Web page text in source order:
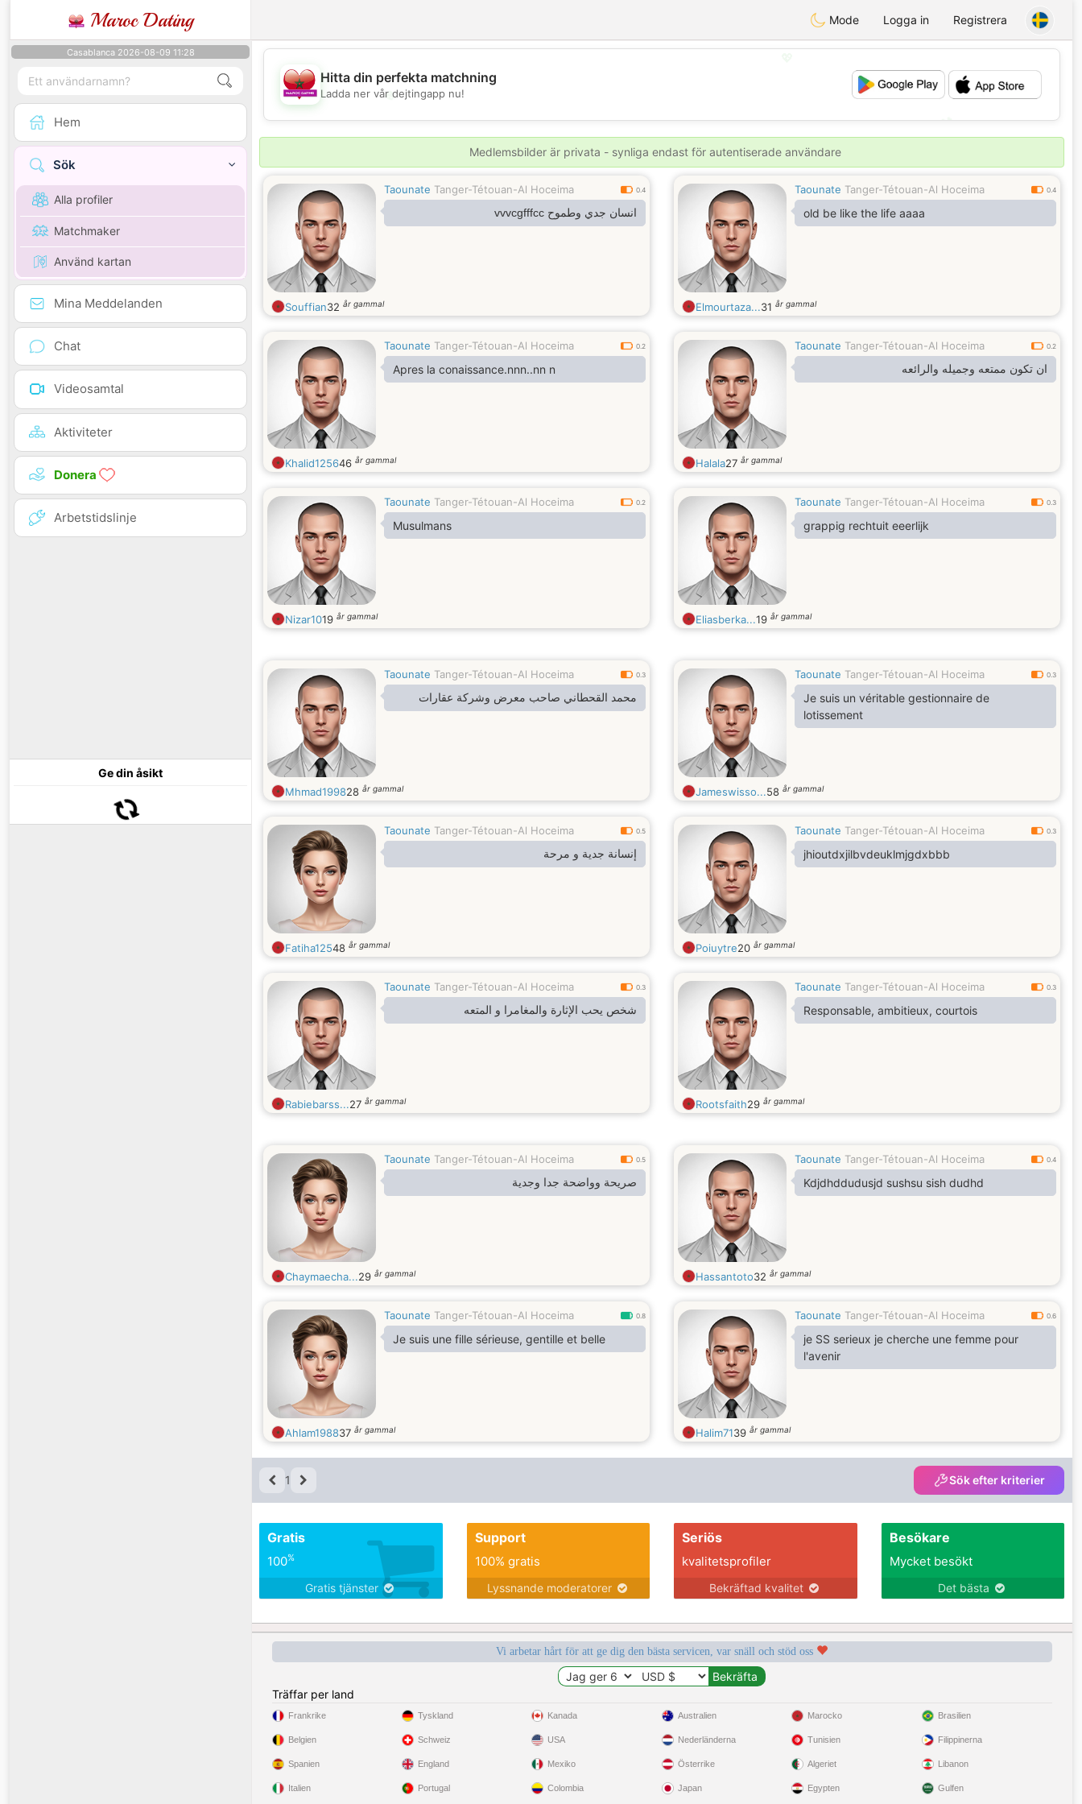
Maroc Dating Mode Logga in Registrera
Casablanca 2026-08-09 11:28
Hem
Sök
Alla profiler
Matchmaker
Använd kartan
Mina Meddelanden
Chat
Videosamtal
Aktiviteter
Donera
Arbetstidslinje
Ge din åsikt
💖
💕
Hitta din perfekta matchning
Ladda ner vår dejtingapp nu!
Medlemsbilder är privata - synliga endast för autentiserade användare
Taounate Tanger-Tétouan-Al Hoceima 0.4
انسان جدي وطموح vvvcgfffcc
Souffian32 år gammal
Taounate Tanger-Tétouan-Al Hoceima 0.4
old be like the life aaaa
Elmourtaza...31 år gammal
Taounate Tanger-Tétouan-Al Hoceima 0.2
Apres la conaissance.nnn..nn n
Khalid125646 år gammal
Taounate Tanger-Tétouan-Al Hoceima 0.2
ان تكون ممتعه وجميله والرائعه
Halala27 år gammal
Taounate Tanger-Tétouan-Al Hoceima 0.2
Musulmans
Nizar1019 år gammal
Taounate Tanger-Tétouan-Al Hoceima 0.3
grappig rechtuit eeerlijk
Eliasberka...19 år gammal
Taounate Tanger-Tétouan-Al Hoceima 0.3
محمد القحطاني صاحب معرض وشركة عقارات
Mhmad199828 år gammal
Taounate Tanger-Tétouan-Al Hoceima 0.3
Je suis un véritable gestionnaire de
lotissement
Jameswisso...58 år gammal
Taounate Tanger-Tétouan-Al Hoceima 0.5
إنسانة جدية و مرحة
Fatiha12548 år gammal
Taounate Tanger-Tétouan-Al Hoceima 0.3
jhioutdxjilbvdeuklmjgdxbbb
Poiuytre20 år gammal
Taounate Tanger-Tétouan-Al Hoceima 0.3
شخص يحب الإثارة والمغامرا و المتعه
Rabiebarss...27 år gammal
Taounate Tanger-Tétouan-Al Hoceima 0.3
Responsable, ambitieux, courtois
Rootsfaith29 år gammal
Taounate Tanger-Tétouan-Al Hoceima 0.5
صريحة وواضحة جدا وجدية
Chaymaecha...29 år gammal
Taounate Tanger-Tétouan-Al Hoceima 0.4
Kdjdhddudusjd sushsu sish dudhd
Hassantoto32 år gammal
Taounate Tanger-Tétouan-Al Hoceima 0.8
Je suis une fille sérieuse, gentille et belle
Ahlam198837 år gammal
Taounate Tanger-Tétouan-Al Hoceima 0.6
je SS serieux je cherche une femme pour
l'avenir
Halim7139 år gammal
1 Sök efter kriterier
Gratis
100%
Gratis tjänster
Support
100% gratis
Lyssnande moderatorer
Seriös
kvalitetsprofiler
Bekräftad kvalitet
Besökare
Mycket besökt
Det bästa
Vi arbetar hårt för att ge dig den bästa servicen, var snäll och stöd oss
Träffar per land
Frankrike
Belgien
Spanien
Italien
Tyskland
Schweiz
England
Portugal
Kanada
USA
Mexiko
Colombia
Australien
Nederländerna
Österrike
Japan
Marocko
Tunisien
Algeriet
Egypten
Brasilien
Filippinerna
Libanon
Gulfen